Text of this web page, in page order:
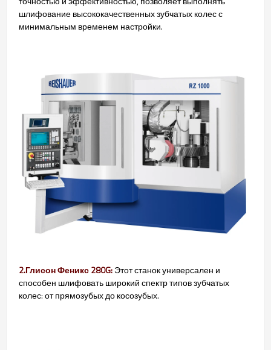
шлифование высококачественных зубчатых колес с
минимальным временем настройки.
2.Глисон Феникс 280G:Этот станок универсален и
способен шлифовать широкий спектр типов зубчатых
колес: от прямозубых до косозубых.